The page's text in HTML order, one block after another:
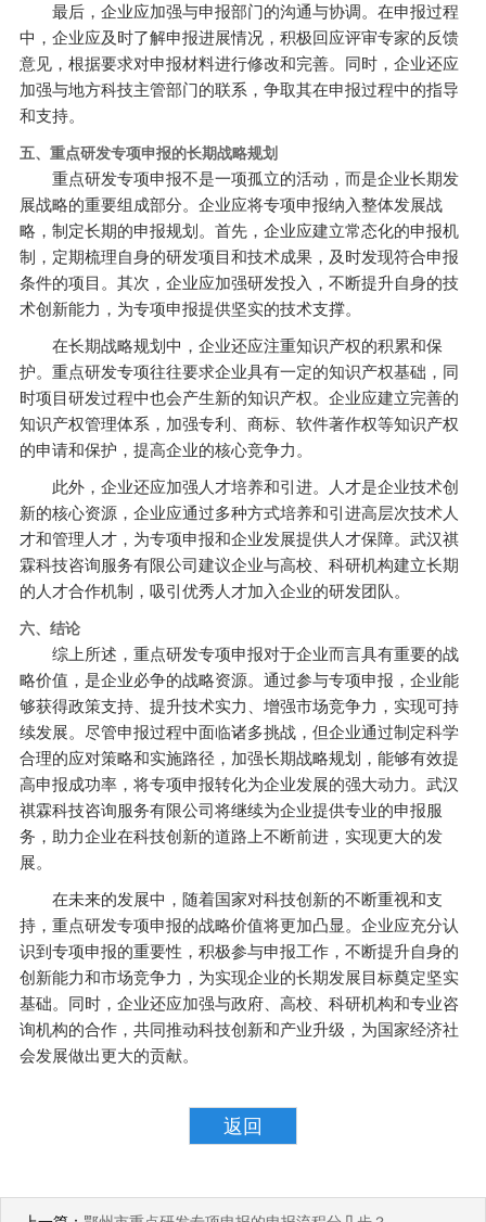
最后，企业应加强与申报部门的沟通与协调。在申报过程
中，企业应及时了解申报进展情况，积极回应评审专家的反馈
意见，根据要求对申报材料进行修改和完善。同时，企业还应
加强与地方科技主管部门的联系，争取其在申报过程中的指导
和支持。
五、重点研发专项申报的长期战略规划
重点研发专项申报不是一项孤立的活动，而是企业长期发
展战略的重要组成部分。企业应将专项申报纳入整体发展战
略，制定长期的申报规划。首先，企业应建立常态化的申报机
制，定期梳理自身的研发项目和技术成果，及时发现符合申报
条件的项目。其次，企业应加强研发投入，不断提升自身的技
术创新能力，为专项申报提供坚实的技术支撑。
在长期战略规划中，企业还应注重知识产权的积累和保
护。重点研发专项往往要求企业具有一定的知识产权基础，同
时项目研发过程中也会产生新的知识产权。企业应建立完善的
知识产权管理体系，加强专利、商标、软件著作权等知识产权
的申请和保护，提高企业的核心竞争力。
此外，企业还应加强人才培养和引进。人才是企业技术创
新的核心资源，企业应通过多种方式培养和引进高层次技术人
才和管理人才，为专项申报和企业发展提供人才保障。武汉祺
霖科技咨询服务有限公司建议企业与高校、科研机构建立长期
的人才合作机制，吸引优秀人才加入企业的研发团队。
六、结论
综上所述，重点研发专项申报对于企业而言具有重要的战
略价值，是企业必争的战略资源。通过参与专项申报，企业能
够获得政策支持、提升技术实力、增强市场竞争力，实现可持
续发展。尽管申报过程中面临诸多挑战，但企业通过制定科学
合理的应对策略和实施路径，加强长期战略规划，能够有效提
高申报成功率，将专项申报转化为企业发展的强大动力。武汉
祺霖科技咨询服务有限公司将继续为企业提供专业的申报服
务，助力企业在科技创新的道路上不断前进，实现更大的发
展。
在未来的发展中，随着国家对科技创新的不断重视和支
持，重点研发专项申报的战略价值将更加凸显。企业应充分认
识到专项申报的重要性，积极参与申报工作，不断提升自身的
创新能力和市场竞争力，为实现企业的长期发展目标奠定坚实
基础。同时，企业还应加强与政府、高校、科研机构和专业咨
询机构的合作，共同推动科技创新和产业升级，为国家经济社
会发展做出更大的贡献。
返回